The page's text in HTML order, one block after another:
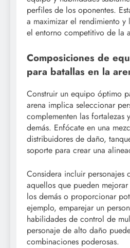
perfiles de los oponentes.
a maximizar el rendimiento y
el entorno competitivo de la
Composiciones de
para batallas en la
Construir un equipo óptimo
arena implica seleccionar
complementen las fortalezas
demás. Enfócate en una
distribuidores de daño,
soporte para crear una
Considera incluir personajes
aquellos que pueden
los demás o proporcionar
ejemplo, emparejar un
habilidades de control de
personaje de alto daño
combinaciones poderosas.